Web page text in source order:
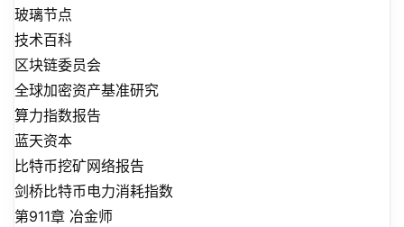
玻璃节点
技术百科
区块链委员会
全球加密资产基准研究
算力指数报告
蓝天资本
比特币挖矿网络报告
剑桥比特币电力消耗指数
第911章 冶金师